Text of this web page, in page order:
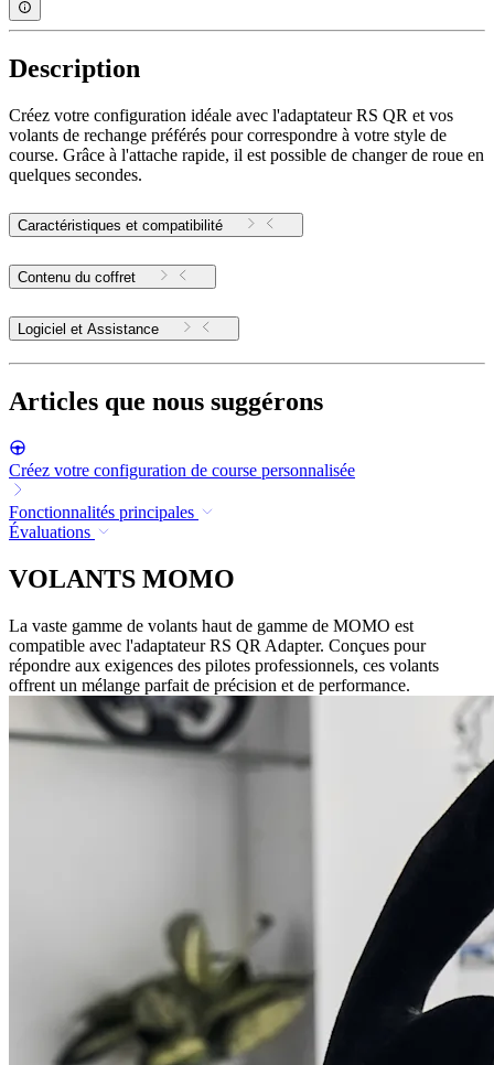
Description
Créez votre configuration idéale avec l'adaptateur RS QR et vos
volants de rechange préférés pour correspondre à votre style de
course. Grâce à l'attache rapide, il est possible de changer de roue en
quelques secondes.
Caractéristiques et compatibilité
Contenu du coffret
Logiciel et Assistance
Articles que nous suggérons
Créez votre configuration de course personnalisée
Fonctionnalités principales
Évaluations
VOLANTS MOMO
La vaste gamme de volants haut de gamme de MOMO est
compatible avec l'adaptateur RS QR Adapter. Conçues pour
répondre aux exigences des pilotes professionnels, ces volants
offrent un mélange parfait de précision et de performance.